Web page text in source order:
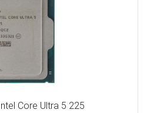
Core Ultra 5 225